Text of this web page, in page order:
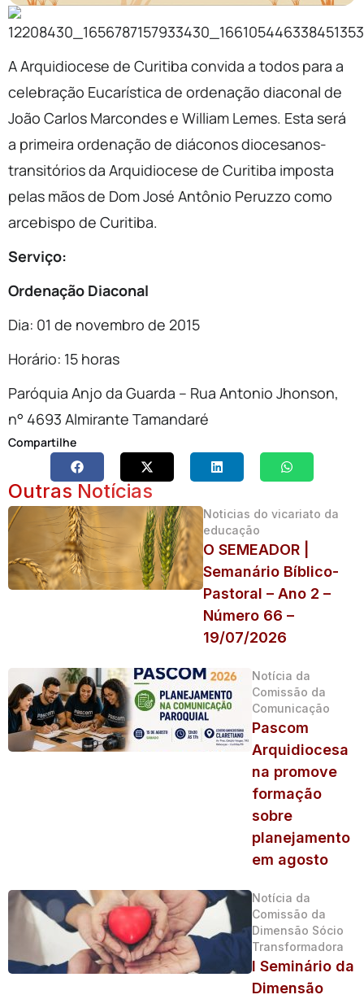
A Arquidiocese de Curitiba convida a todos para a
celebração Eucarística de ordenação diaconal de
João Carlos Marcondes e William Lemes. Esta será
a primeira ordenação de diáconos diocesanos-
transitórios da Arquidiocese de Curitiba imposta
pelas mãos de Dom José Antônio Peruzzo como
arcebispo de Curitiba.
Serviço:
Ordenação Diaconal
Dia: 01 de novembro de 2015
Horário: 15 horas
Paróquia Anjo da Guarda – Rua Antonio Jhonson,
n° 4693 Almirante Tamandaré
Compartilhe
Outras Notícias
Noticias do vicariato da
educação
O SEMEADOR |
Semanário Bíblico-
Pastoral – Ano 2 –
Número 66 –
19/07/2026
Notícia da
Comissão da
Comunicação
Pascom
Arquidiocesa
na promove
formação
sobre
planejamento
em agosto
Notícia da
Comissão da
Dimensão Sócio
Transformadora
I Seminário da
Dimensão